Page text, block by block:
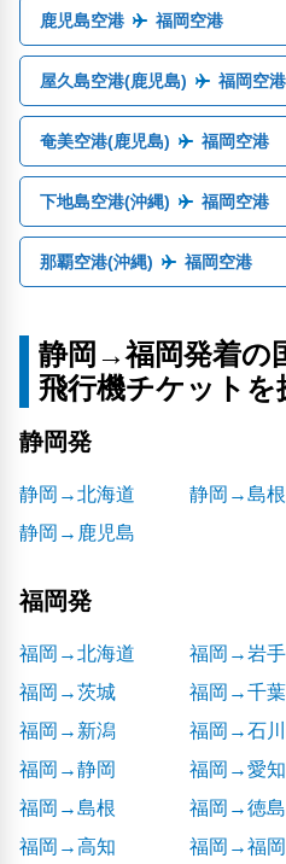
鹿児島空港 福岡空港
屋久島空港(鹿児島) 福岡空港
奄美空港(鹿児島) 福岡空港
下地島空港(沖縄) 福岡空港
那覇空港(沖縄) 福岡空港
静岡→福岡発着の
飛行機チケットを
静岡発
静岡→北海道 静岡→島根
静岡→鹿児島
福岡発
福岡→北海道 福岡→岩手
福岡→茨城
福岡→千葉
福岡→新潟
福岡→石川
福岡→静岡
福岡→愛知
福岡→島根
福岡→徳島
福岡→高知
福岡→福岡